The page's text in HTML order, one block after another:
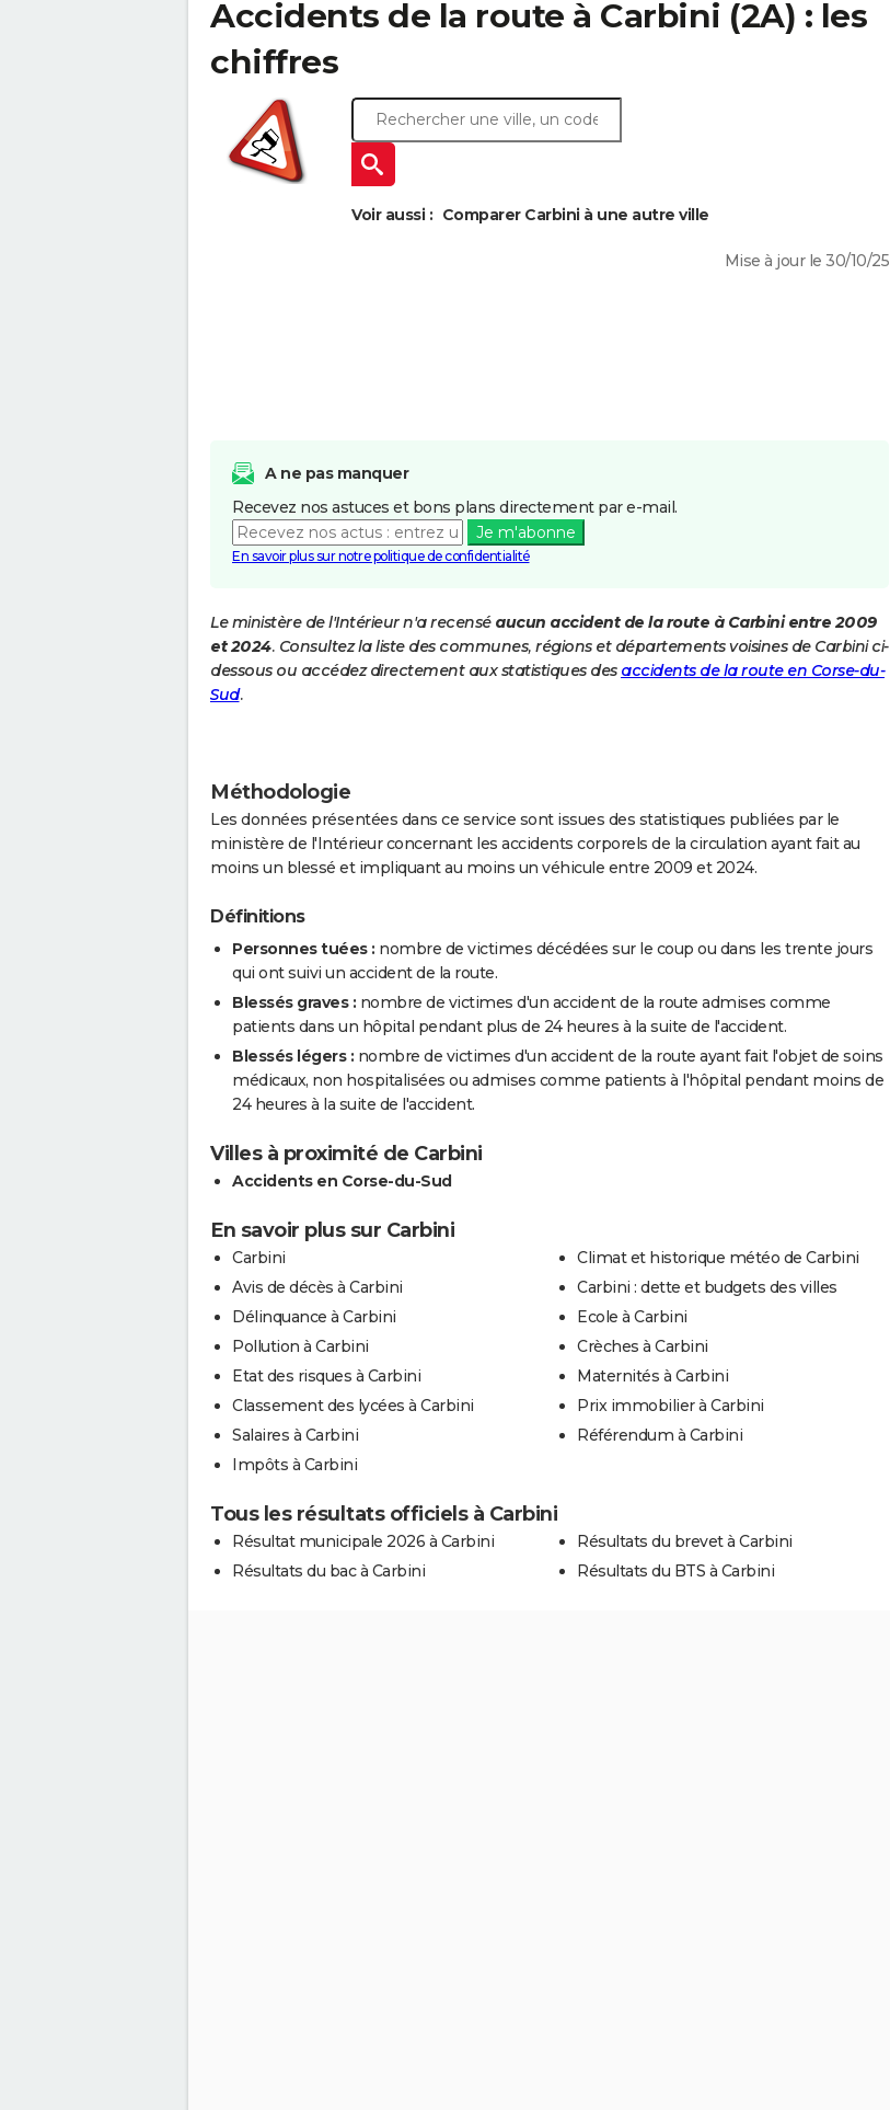
Accidents de la route à Carbini (2A) : les
chiffres
Voir aussi : Comparer Carbini à une autre ville
Mise à jour le 30/10/25
A ne pas manquer
Recevez nos astuces et bons plans directement par e-mail.
Je m'abonne
En savoir plus sur notre politique de confidentialité
Le ministère de l'Intérieur n'a recensé aucun accident de la route à Carbini entre 2009
et 2024. Consultez la liste des communes, régions et départements voisines de Carbini ci-
dessous ou accédez directement aux statistiques des accidents de la route en Corse-du-
Sud.
Méthodologie
Les données présentées dans ce service sont issues des statistiques publiées par le
ministère de l'Intérieur concernant les accidents corporels de la circulation ayant fait au
moins un blessé et impliquant au moins un véhicule entre 2009 et 2024.
Définitions
Personnes tuées : nombre de victimes décédées sur le coup ou dans les trente jours
qui ont suivi un accident de la route.
Blessés graves : nombre de victimes d'un accident de la route admises comme
patients dans un hôpital pendant plus de 24 heures à la suite de l'accident.
Blessés légers : nombre de victimes d'un accident de la route ayant fait l'objet de soins
médicaux, non hospitalisées ou admises comme patients à l'hôpital pendant moins de
24 heures à la suite de l'accident.
Villes à proximité de Carbini
Accidents en Corse-du-Sud
En savoir plus sur Carbini
Carbini
Avis de décès à Carbini
Délinquance à Carbini
Pollution à Carbini
Etat des risques à Carbini
Classement des lycées à Carbini
Salaires à Carbini
Impôts à Carbini
Climat et historique météo de Carbini
Carbini : dette et budgets des villes
Ecole à Carbini
Crèches à Carbini
Maternités à Carbini
Prix immobilier à Carbini
Référendum à Carbini
Tous les résultats officiels à Carbini
Résultat municipale 2026 à Carbini
Résultats du bac à Carbini
Résultats du brevet à Carbini
Résultats du BTS à Carbini